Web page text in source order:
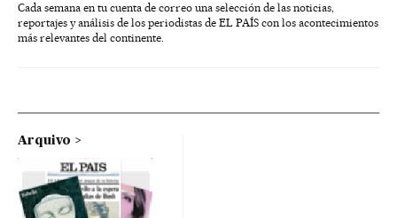
Cada semana en tu cuenta de correo una selección de las noticias,
reportajes y análisis de los periodistas de EL PAÍS con los acontecimientos
más relevantes del continente.
Arquivo